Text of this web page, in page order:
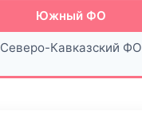
Южный ФО
Северо-Кавказский ФО